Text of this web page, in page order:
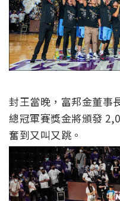
封王當晚，富邦金董事
總冠軍賽獎金將頒發
奮到又叫又跳。